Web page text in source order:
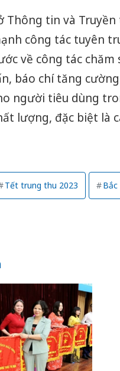
Thông tin và
công tác tuyên
về công tác
báo chí tăng
người tiêu dùng
lượng, đặc biệt là
Tết trung thu 2023 Bắc